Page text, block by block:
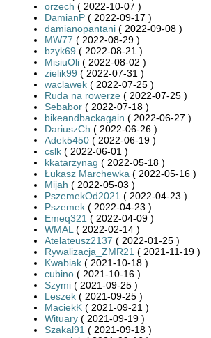
orzech ( 2022-10-07 )
DamianP ( 2022-09-17 )
damianopantani ( 2022-09-08 )
MW77 ( 2022-08-29 )
bzyk69 ( 2022-08-21 )
MisiuOli ( 2022-08-02 )
zielik99 ( 2022-07-31 )
waclawek ( 2022-07-25 )
Ruda na rowerze ( 2022-07-25 )
Sebabor ( 2022-07-18 )
bikeandbackagain ( 2022-06-27 )
DariuszCh ( 2022-06-26 )
Adek5450 ( 2022-06-19 )
cslk ( 2022-06-01 )
kkatarzynag ( 2022-05-18 )
Łukasz Marchewka ( 2022-05-16 )
Mijah ( 2022-05-03 )
PszemekOd2021 ( 2022-04-23 )
Pszemek ( 2022-04-23 )
Emeq321 ( 2022-04-09 )
WMAL ( 2022-02-14 )
Atelateusz2137 ( 2022-01-25 )
Rywalizacja_ZMR21 ( 2021-11-19 )
Kwabiak ( 2021-10-18 )
cubino ( 2021-10-16 )
Szymi ( 2021-09-25 )
Leszek ( 2021-09-25 )
MaciekK ( 2021-09-21 )
Wituary ( 2021-09-19 )
Szakal91 ( 2021-09-18 )